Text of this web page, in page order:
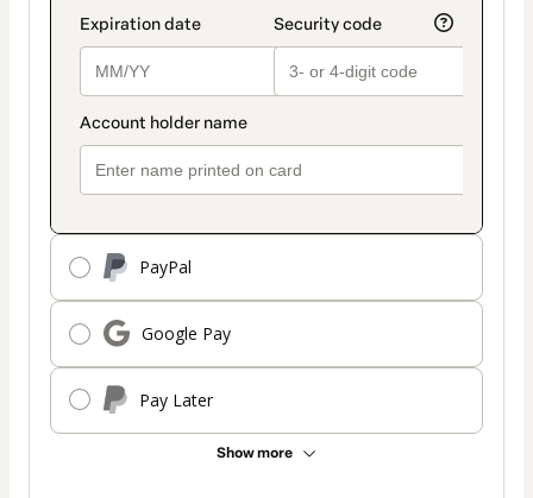
PayPal
Google Pay
Pay Later
Show more